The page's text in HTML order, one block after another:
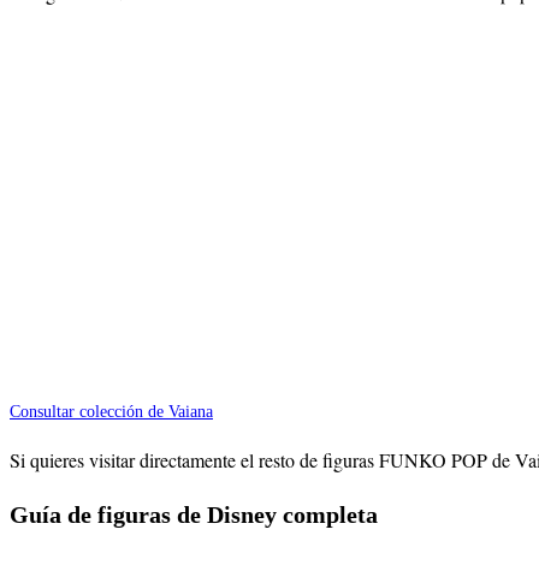
Consultar colección de Vaiana
Si quieres visitar directamente el resto de figuras FUNKO POP de
Guía de figuras de Disney completa